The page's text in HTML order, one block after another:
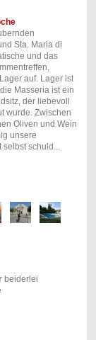
Sta. Maria di
und das
auf. Lager ist
Masseria ist ein
der liebevoll
wurde. Zwischen
Oliven und Wein
unsere
selbst schuld...
beiderlei